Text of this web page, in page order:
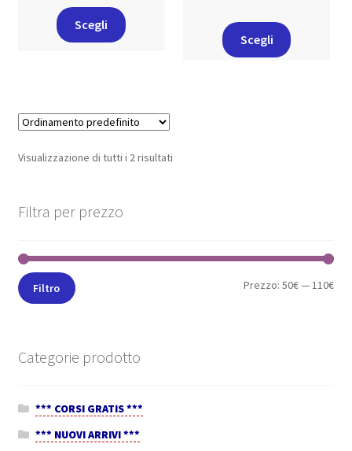
Scegli
Scegli
Visualizzazione di tutti i 2 risultati
Filtra per prezzo
Filtro Prezzo:50€—110€
Categorie prodotto
*** CORSI GRATIS ***
*** NUOVI ARRIVI ***